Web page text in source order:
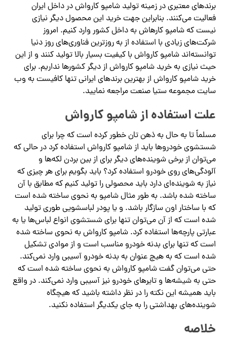
برندهای معتبری در زمینه تولید شامپو کارواش در داخل ایران
فعالیت می‌کنند. بنابراین جهت خرید این محصول دیگر نیازی
نیست که شامپو کارهاش به داخل کشور وارد کنیم. امروز
شرکت‌های زیادی با استفاده از به روزترین فناوری‌های روز دنیا
توانسته‌اند شامپو کارواش با کیفیت بسیار بالا تولید کنند و از این
حیث نیازی به خرید شامپو کارواش از دیگر کشورها نداریم. برای
خرید شامپو کارواش از بهترین برندهای ایرانی تنها کافیست به وب
سایت مجموعه ستیا صنعت مراجعه نمایید.
علت استفاده از شامپو کارواش
مسلماً تا به حال به ذهن تان خطور کرده است که چرا برای
شستشوی خودروها باید از شامپو کارواش استفاده کرد در حالی که
می‌توان از برخی شوینده‌های دیگر برای از بین بردن لکه‌ها و
آلودگی‌های روی خودرو استفاده کرد؟ باید بگویم برای هر چیزی که
نیاز به شوینده‌ای دارد باید محصولی را تولید کنیم که مطابق با آن
ساخته شده باشد. به طور مثال شامپو به نحوی ساخته شده است
که با ساختار اون سازگار باشد. و یا پودر لباسشویی طوری تولید
شده است که از آن می‌توان تنها برای شستشوی انواع لباس‌ها یا به
عبارتی پارچه‌ها استفاده کرد. شامپو کارواش به نحوی ساخته شده
است که تنها برای بدنه خودرو مناسب است و از موادی تشکیل
شده است که به هیچ عنوان به بدنه خودرو آسیبی وارد نمی‌کند.
حتی می‌توان گفت شامپو کارواش به نحوی ساخته شده است که
حتی به شیشه‌ها و تایرهای خودرو نیز آسیبی وارد نمی‌کند. در واقع
باید همیشه این نکته را در نظر داشته باشید که هیچگاه
شوینده‌های بهداشتی را به جای یکدیگر استفاده نکنید.
خلاصه